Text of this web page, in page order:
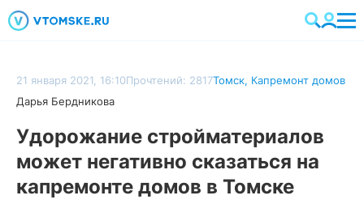
21 января 2021, 16:10Прочтений: 2817Томск, Капремонт домов
Дарья Бердникова
Удорожание стройматериалов
может негативно сказаться на
капремонте домов в Томске